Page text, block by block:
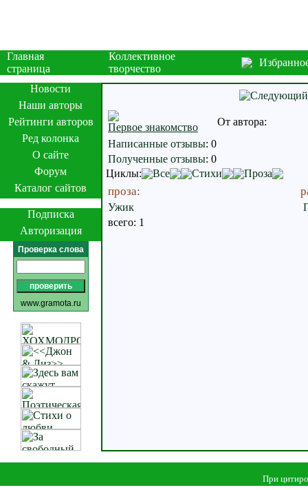
Главная
страница
Коллективное
творчество
Новости
Наши авторы
Рейтинги авторов
Ред колонка
О сайте
Форум
Каталог сайтов
Подписка
Авторизация
Проверка слова
www.gramota.ru
Первое знакомство
От автора:
Написанные отзывы: 0
Полученные отзывы: 0
Циклы:
Все Стихи Проза
проза:
Ужик
всего: 1
При